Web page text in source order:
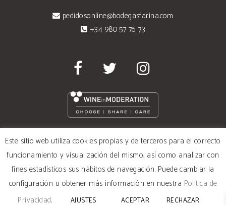
pedidosonline@bodegasfarina.com
+34 980 57 76 73
Términos y Condiciones de Uso
Política de Privacidad
Este sitio web utiliza cookies propias y de terceros para el correcto
funcionamiento y visualización del mismo, así como analizar con
fines estadísticos sus hábitos de navegación. Puede cambiar la
configuración u obtener más información en nuestra Política de
Privacidad. AJUSTES ACEPTAR RECHAZAR